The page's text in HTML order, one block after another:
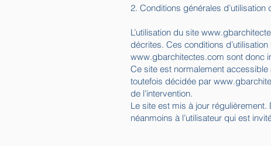
2. Conditions générales
L’utilisation du site
décrites. Ces conditions
www.gbarchitectes.com sont donc
Ce site est normalement
toutefois décidée par
de l’intervention.
Le site est mis à jour
néanmoins à l’utilisateur qui est